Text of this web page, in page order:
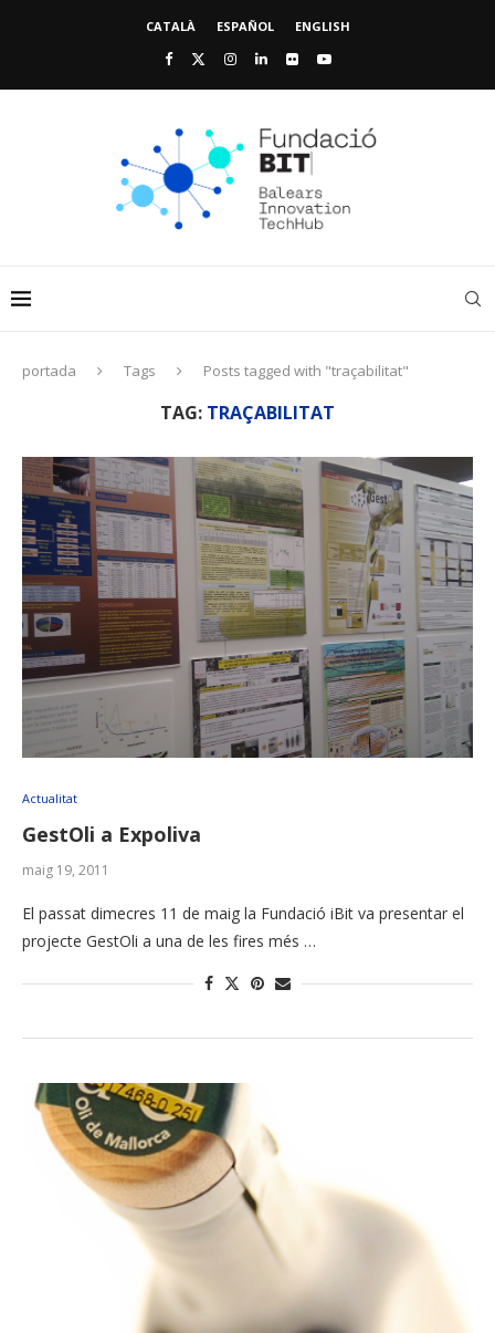
CATALÀ ESPAÑOL ENGLISH
portada Tags Posts tagged with "traçabilitat"
TAG: TRAÇABILITAT
Actualitat
GestOli a Expoliva
maig 19, 2011
El passat dimecres 11 de maig la Fundació iBit va presentar el
projecte GestOli a una de les fires més …